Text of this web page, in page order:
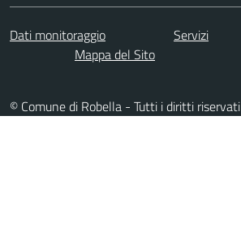
Dati monitoraggio Servizi
Mappa del Sito
© Comune di Robella - Tutti i diritti riservati